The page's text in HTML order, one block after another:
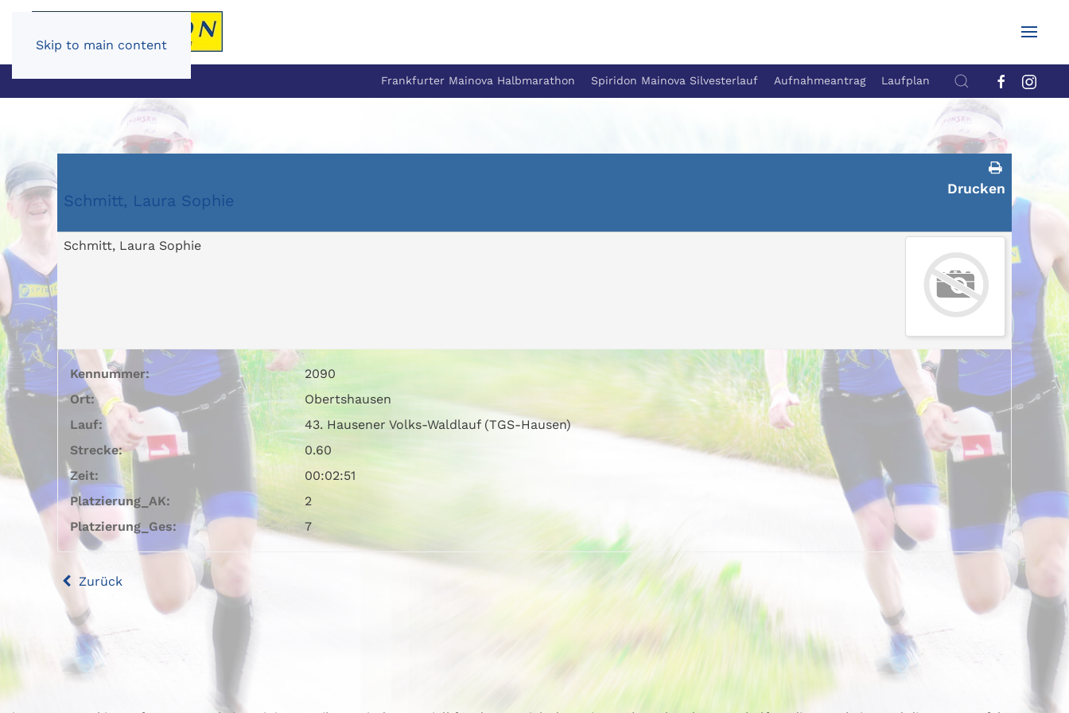
Skip to main content
Frankfurter Mainova Halbmarathon Spiridon Mainova Silvesterlauf Aufnahmeantrag Laufplan
Drucken
Schmitt, Laura Sophie
Schmitt, Laura Sophie
Kennummer:
2090
Ort:
Obertshausen
Lauf:
43. Hausener Volks-Waldlauf (TGS-Hausen)
Strecke:
0.60
Zeit:
00:02:51
Platzierung_AK:
2
Platzierung_Ges:
7
Zurück